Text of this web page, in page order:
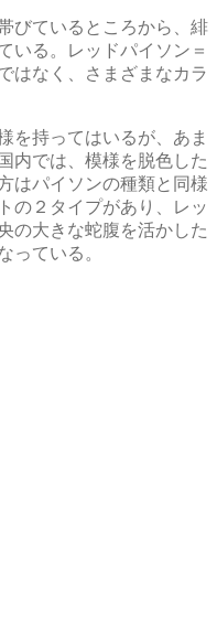
びているところから、緋
いる。レッドパイソン＝
はなく、さまざまなカラ
を持ってはいるが、あま
内では、模様を脱色した
はパイソンの種類と同様
の２タイプがあり、レッ
の大きな蛇腹を活かした
っている。